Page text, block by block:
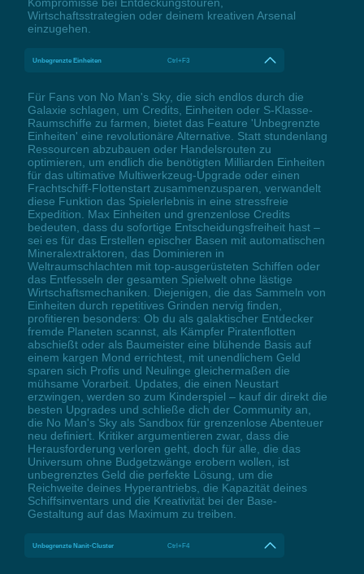
Wirtschaftsstrategien oder deinem kreativen Arsenal
einzugehen.
Unbegrenzte Einheiten Ctrl+F3
Für Fans von No Man's Sky, die sich endlos durch die
Galaxie schlagen, um Credits, Einheiten oder S-Klasse-
Raumschiffe zu farmen, bietet das Feature 'Unbegrenzte
Einheiten' eine revolutionäre Alternative. Statt stundenlang
Ressourcen abzubauen oder Handelsrouten zu
optimieren, um endlich die benötigten Milliarden Einheiten
für das ultimative Multiwerkzeug-Upgrade oder einen
Frachtschiff-Flottenstart zusammenzusparen, verwandelt
diese Funktion das Spielerlebnis in eine stressfreie
Expedition. Max Einheiten und grenzenlose Credits
bedeuten, dass du sofortige Entscheidungsfreiheit hast –
sei es für das Erstellen epischer Basen mit automatischen
Mineralextraktoren, das Dominieren in
Weltraumschlachten mit top-ausgerüsteten Schiffen oder
das Entfesseln der gesamten Spielwelt ohne lästige
Wirtschaftsmechaniken. Diejenigen, die das Sammeln von
Einheiten durch repetitives Grinden nervig finden,
profitieren besonders: Ob du als galaktischer Entdecker
fremde Planeten scannst, als Kämpfer Piratenflotten
abschießt oder als Baumeister eine blühende Basis auf
einem kargen Mond errichtest, mit unendlichem Geld
sparen sich Profis und Neulinge gleichermaßen die
mühsame Vorarbeit. Updates, die einen Neustart
erzwingen, werden so zum Kinderspiel – kauf dir direkt die
besten Upgrades und schließe dich der Community an,
die No Man's Sky als Sandbox für grenzenlose Abenteuer
neu definiert. Kritiker argumentieren zwar, dass die
Herausforderung verloren geht, doch für alle, die das
Universum ohne Budgetzwänge erobern wollen, ist
unbegrenztes Geld die perfekte Lösung, um die
Reichweite deines Hyperantriebs, die Kapazität deines
Schiffsinventars und die Kreativität bei der Base-
Gestaltung auf das Maximum zu treiben.
Unbegrenzte Nanit-Cluster Ctrl+F4